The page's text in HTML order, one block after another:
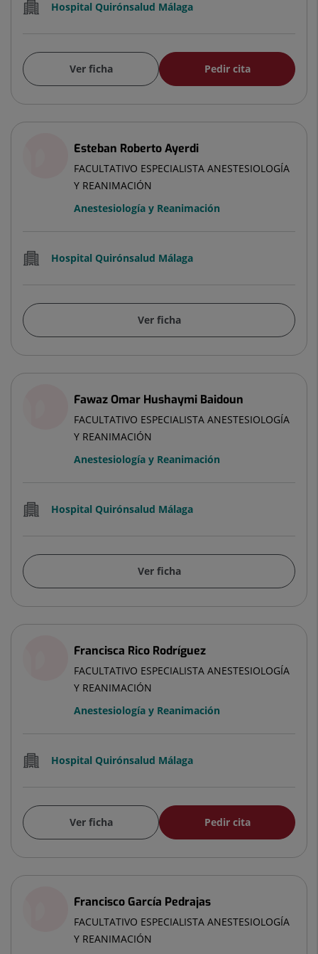
Hospital Quirónsalud Málaga
Ver ficha Pedir cita
Esteban Roberto Ayerdi
FACULTATIVO ESPECIALISTA ANESTESIOLOGÍA
Y REANIMACIÓN
Anestesiología y Reanimación
Hospital Quirónsalud Málaga
Ver ficha
Fawaz Omar Hushaymi Baidoun
FACULTATIVO ESPECIALISTA ANESTESIOLOGÍA
Y REANIMACIÓN
Anestesiología y Reanimación
Hospital Quirónsalud Málaga
Ver ficha
Francisca Rico Rodríguez
FACULTATIVO ESPECIALISTA ANESTESIOLOGÍA
Y REANIMACIÓN
Anestesiología y Reanimación
Hospital Quirónsalud Málaga
Ver ficha Pedir cita
Francisco García Pedrajas
FACULTATIVO ESPECIALISTA ANESTESIOLOGÍA
Y REANIMACIÓN